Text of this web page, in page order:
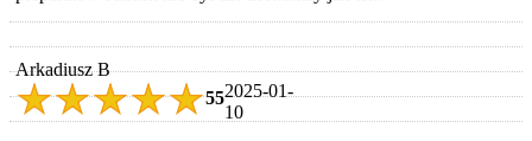
Arkadiusz B
552025-01-
10